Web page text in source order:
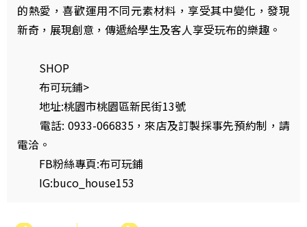
的熱愛，喜歡運用不同元素材料，享受其中變化，發現
新奇，展現創意，傳遞給學生及客人享受玩布的樂趣。
SHOP
布可玩鋪>
地址:桃園市桃園區新民街13號
電話: 0933-066835，來店及訂製採事先預約制，請
電洽。
FB粉絲專頁:布可玩鋪
IG:buco_house153